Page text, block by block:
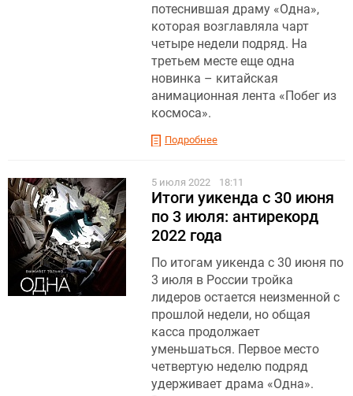
потеснившая драму «Одна»,
которая возглавляла чарт
четыре недели подряд. На
третьем месте еще одна
новинка – китайская
анимационная лента «Побег из
космоса».
Подробнее
5 июля 2022 18:11
Итоги уикенда с 30 июня
по 3 июля: антирекорд
2022 года
По итогам уикенда с 30 июня по
3 июля в России тройка
лидеров остается неизменной с
прошлой недели, но общая
касса продолжает
уменьшаться. Первое место
четвертую неделю подряд
удерживает драма «Одна».